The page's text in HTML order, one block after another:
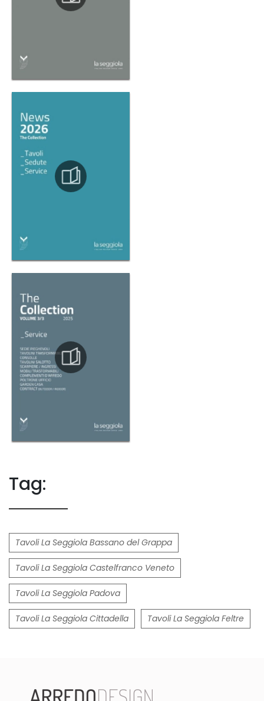
Tag:
Tavoli La Seggiola Bassano del Grappa
Tavoli La Seggiola Castelfranco Veneto
Tavoli La Seggiola Padova
Tavoli La Seggiola Cittadella Tavoli La Seggiola Feltre